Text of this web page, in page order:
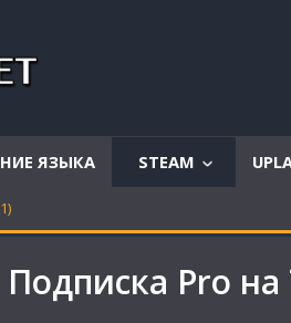
ЯЗЫКА STEAM
аккаунты
Подписка Pro